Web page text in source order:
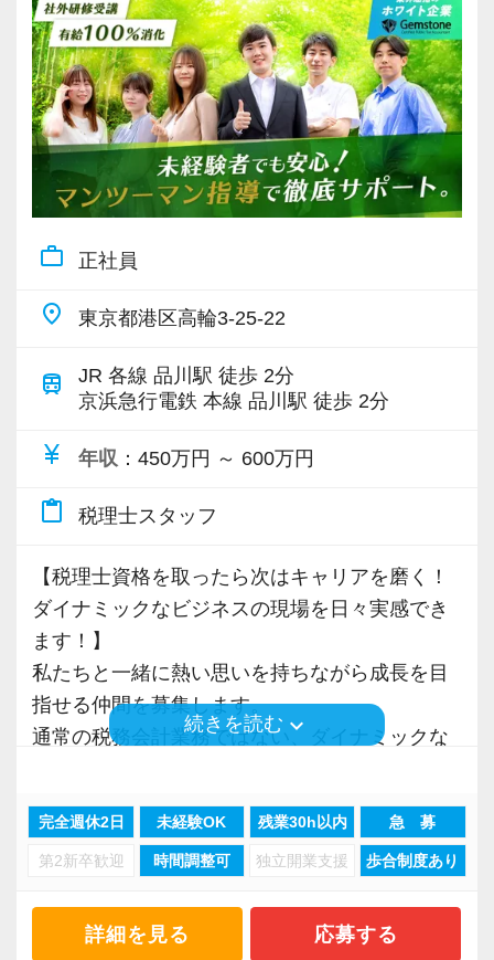
感いただける方
・人が好きで素直に感動できる方
・チームワークを大事にできる方
・几帳面で着実に仕事に取り組んでいただける
方
・相手の立場や意図を汲み、親身に考えながら
コミュニケーションを取れる方
【現役スタッフの声】
当の意味での税務会計についての理解を深める
ことができます。
る点も、モチベーションアップにつながると思
います。
仕事と勉強が両立しやすい環境が整っていま
す。
☆ぜひ事務所の雰囲気を御覧ください！☆
【ストレスは半分、やりがいは2倍、あなたの
「がんばり」を無駄にしません！】
資格や担当数などは正当に評価して給与等にし
っかり還元しています。随時昇給しているので
年に２回昇給する人もいます。
評価軸も1つではないので、誰にでも昇級のチャ
ンスがあります。
適材適所をモットーに、その人に合った業務を
いを持って働き、個人の目標に合わせて成⻑し
【ワークライフバランス重視の自由な仕事スタ
イルです！】
かけるような急成⻑は目指していません。
強く奨励。
プロフェッショナルとしての仕事へのコミッ
ト・責任感を大前提として、同時にワークライ
フバランスも重視し、日々の業務量に配慮して
います。
スタッフ全員に、仕事のやりがいと勉強、プラ
【求む！協調して行動できる自律的なプロフェ
これからの税務会計業務は、単なる税法知識だ
【スタートアップ企業の支援に特化した税理士
法人です！】
お客様は上場会社、ベンチャー企業から大学教
授、士業までさまざまですが、共通しているの
は、今まさに急成⻑中の企業が多いというこ
と。
くありません。富裕層向け税務実務も経験可
ビジネス共創の現場で、経営者と二人三脚しつ
ができます。
【徹底したペーパーレス・クラウド活用で業務
7〜8割のお客様はすでにペーパーレス化。
おり、新規のお客様は基本的にクラウド、既存
のお客様も約7割がクラウドを利用しています。
クラウド会計ソフトfreeeの5つ星認定アドバイ
ザーでもあり、スタッフにはアドバイザー資格
「会計freee エキスパート」「会計freee 上級エ
キスパート」の取得を推奨（受験費用は事務所
現在いるスタッフは全員「会計freee エキスパー
ト」を取得しています。
【チーム制を採用し、誰もが働きやすいホワイ
ト企業を実現しています！】
work_outline 正社員
place 東京都港区高輪3-25-22
train
JR 各線 品川駅 徒歩 2分
京浜急行電鉄 本線 品川駅 徒歩 2分
currency_yen 年収 ：450万円 ～ 600万円
content_paste 税理士スタッフ
【税理士資格を取ったら次はキャリアを磨く！
ダイナミックなビジネスの現場を日々実感でき
ます！】
私たちと一緒に熱い思いを持ちながら成長を目
指せる仲間を募集します。
通常の税務会計業務ではない、ダイナミックな
株式上場を果たした企業は直近8年間で32社以
上。
た税理士事務所です。
続きを読む keyboard_arrow_down
完全週休2日 未経験OK 残業30h以内 急 募
第2新卒歓迎 時間調整可 独立開業支援 歩合制度あり
詳細を見る 応募する